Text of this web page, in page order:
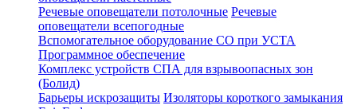
Речевые оповещатели потолочные Речевые
оповещатели всепогодные
Вспомогательное оборудование СО при УСТА
Программное обеспечение
Комплекс устройств СПА для взрывоопасных зон
(Болид)
Барьеры искрозащиты Изоляторы короткого замыкания